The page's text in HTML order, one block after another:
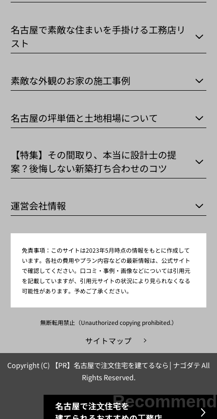
名古屋で素敵な住まいを手掛ける工務店リ
スト
素敵な外観のお家の施工事例
名古屋の坪単価と土地相場について
【特集】その間取り、本当に設計士の提
案？後悔しない新築打ち合わせのコツ
運営会社情報
免責事項： このサイトは2023年5月時点の情報をもとに作成して
います。各社の費用やプラン内容などの最新情報は、公式サイト
で確認してください。口コミ・事例・画像などについては引用元
を記載していますが、引用元サイトの状況により見られなくなる
可能性があります。予めご了承ください。
無断転用禁止（Unauthorized copying prohibited.）
Copyright (C) 【PR】 名古屋で注文住宅を建てるなら│ナゴダテAll
Rights Reserved.
サイトマップ
名古屋で注⽂住宅を